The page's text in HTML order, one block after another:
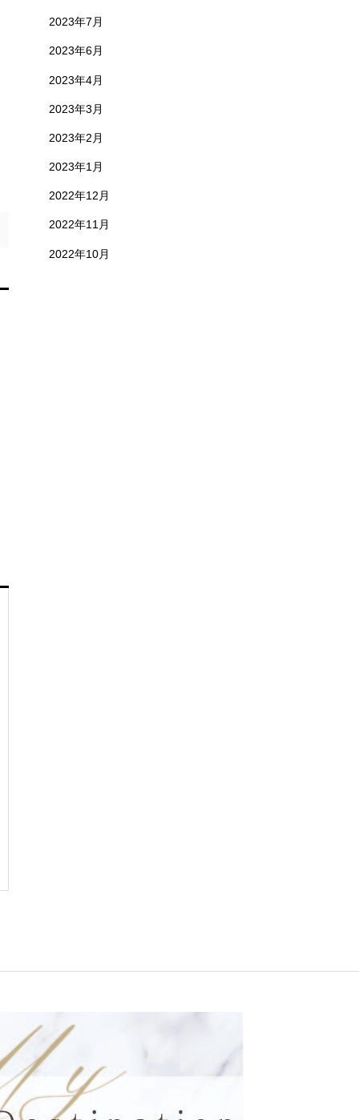
2023年7月
2023年6月
2023年4月
2023年3月
2023年2月
2023年1月
2022年12月
2022年11月
2022年10月